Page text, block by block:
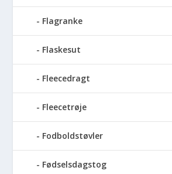
Flagranke
Flaskesut
Fleecedragt
Fleecetrøje
Fodboldstøvler
Fødselsdagstog